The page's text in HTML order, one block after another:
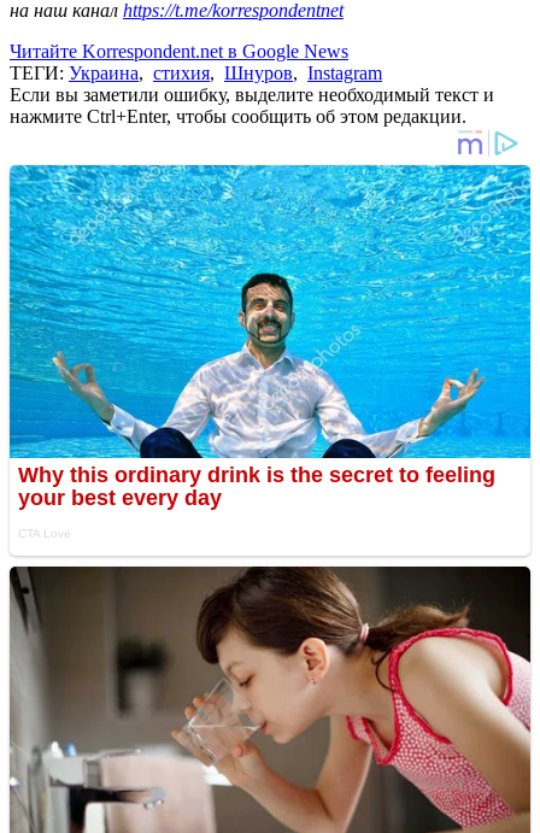
на наш канал https://t.me/korrespondentnet
Читайте Korrespondent.net в Google News
ТЕГИ: Украина, стихия, Шнуров, Instagram
Если вы заметили ошибку, выделите необходимый текст и
нажмите Ctrl+Enter, чтобы сообщить об этом редакции.